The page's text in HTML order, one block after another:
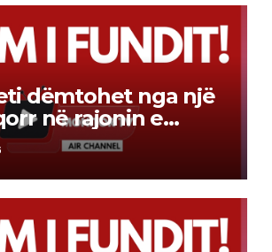
dëmtohet nga një
në rajonin e